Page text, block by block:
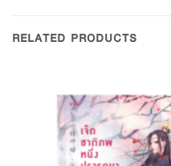
RELATED PRODUCTS